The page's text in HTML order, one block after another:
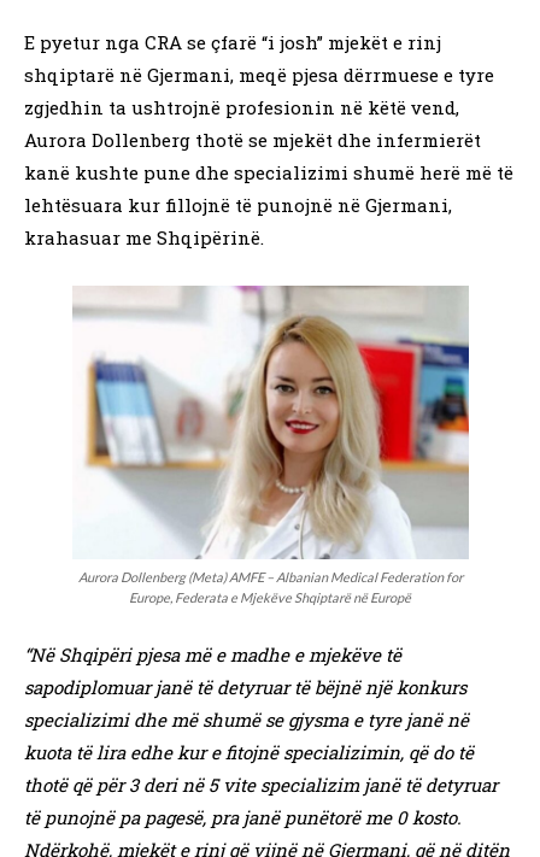
E pyetur nga CRA se çfarë “i josh” mjekët e rinj
shqiptarë në Gjermani, meqë pjesa dërrmuese e tyre
zgjedhin ta ushtrojnë profesionin në këtë vend,
Aurora Dollenberg thotë se mjekët dhe infermierët
kanë kushte pune dhe specializimi shumë herë më të
lehtësuara kur fillojnë të punojnë në Gjermani,
krahasuar me Shqipërinë.
Aurora Dollenberg (Meta) AMFE – Albanian Medical Federation for
Europe, Federata e Mjekëve Shqiptarë në Europë
“Në Shqipëri pjesa më e madhe e mjekëve të
sapodiplomuar janë të detyruar të bëjnë një konkurs
specializimi dhe më shumë se gjysma e tyre janë në
kuota të lira edhe kur e fitojnë specializimin, që do të
thotë që për 3 deri në 5 vite specializim janë të detyruar
të punojnë pa pagesë, pra janë punëtorë me 0 kosto.
Ndërkohë, mjekët e rinj që vijnë në Gjermani, që në ditën